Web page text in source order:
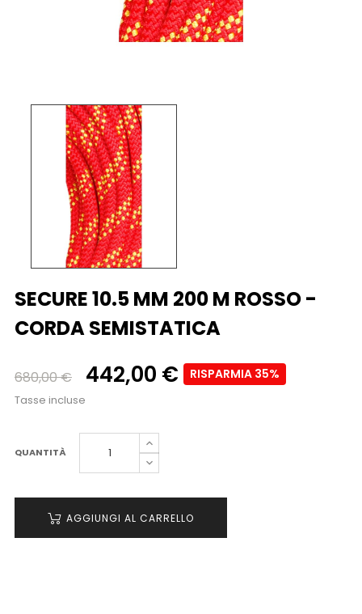
SECURE 10.5 MM 200 M ROSSO -
CORDA SEMISTATICA
680,00 € 442,00 € RISPARMIA 35%
Tasse incluse
QUANTITÀ
AGGIUNGI AL CARRELLO